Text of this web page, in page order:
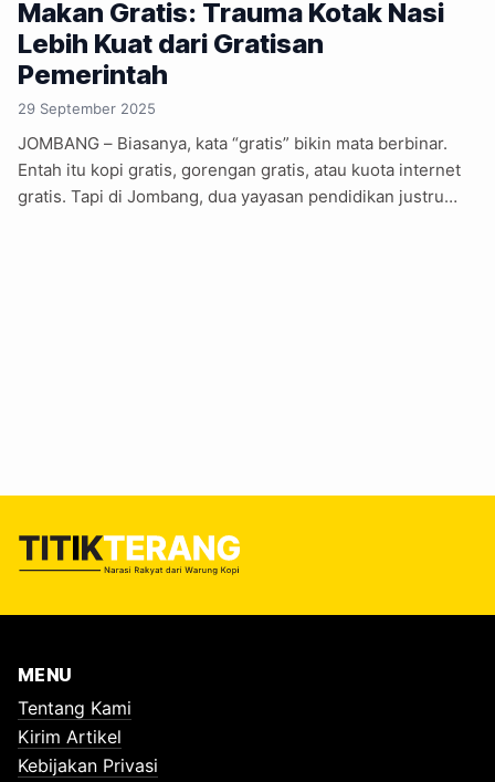
Makan Gratis: Trauma Kotak Nasi
Lebih Kuat dari Gratisan
Pemerintah
29 September 2025
JOMBANG – Biasanya, kata “gratis” bikin mata berbinar.
Entah itu kopi gratis, gorengan gratis, atau kuota internet
gratis. Tapi di Jombang, dua yayasan pendidikan justru
MENU
Tentang Kami
Kirim Artikel
Kebijakan Privasi